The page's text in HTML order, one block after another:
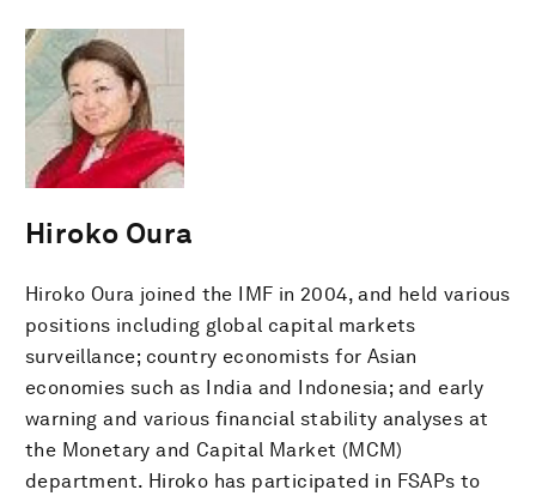
Hiroko Oura
Hiroko Oura joined the IMF in 2004, and held various
positions including global capital markets
surveillance; country economists for Asian
economies such as India and Indonesia; and early
warning and various financial stability analyses at
the Monetary and Capital Market (MCM)
department. Hiroko has participated in FSAPs to